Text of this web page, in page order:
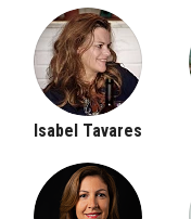
Isabel Tavares